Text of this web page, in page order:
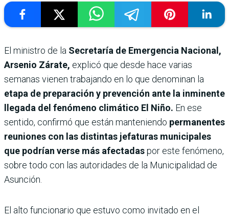
El ministro de la Secretaría de Emergencia Nacional,
Arsenio Zárate, explicó que desde hace varias
semanas vienen trabajando en lo que denominan la
etapa de preparación y prevención ante la inminente
llegada del fenómeno climático El Niño. En ese
sentido, confirmó que están manteniendo permanentes
reuniones con las distintas jefaturas municipales
que podrían verse más afectadaspor este fenómeno,
sobre todo con las autoridades de la Municipalidad de
Asunción.
El alto funcionario que estuvo como invitado en el